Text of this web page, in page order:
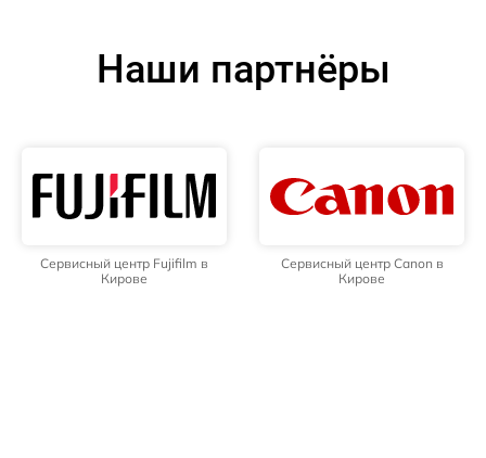
Наши партнёры
Сервисный центр Fujifilm в
Кирове
Сервисный центр Canon в
Кирове